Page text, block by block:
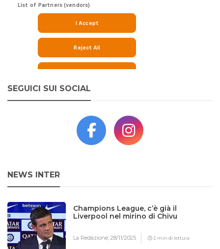
SEGUICI SUI SOCIAL
NEWS INTER
Champions League, c’è già il
Liverpool nel mirino di Chivu
La Redazione,28/11/2025 2 min di lettura